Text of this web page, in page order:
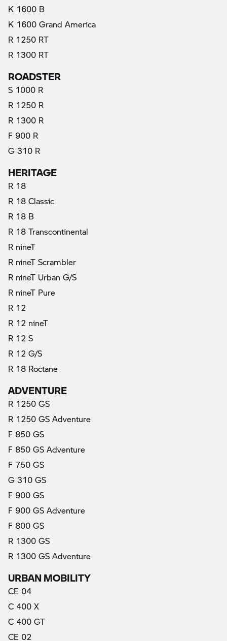
K 1600 B
K 1600 Grand America
R 1250 RT
R 1300 RT
ROADSTER
S 1000 R
R 1250 R
R 1300 R
F 900 R
G 310 R
HERITAGE
R 18
R 18 Classic
R 18 B
R 18 Transcontinental
R nineT
R nineT Scrambler
R nineT Urban G/S
R nineT Pure
R 12
R 12 nineT
R 12 S
R 12 G/S
R 18 Roctane
ADVENTURE
R 1250 GS
R 1250 GS Adventure
F 850 GS
F 850 GS Adventure
F 750 GS
G 310 GS
F 900 GS
F 900 GS Adventure
F 800 GS
R 1300 GS
R 1300 GS Adventure
URBAN MOBILITY
CE 04
C 400 X
C 400 GT
CE 02